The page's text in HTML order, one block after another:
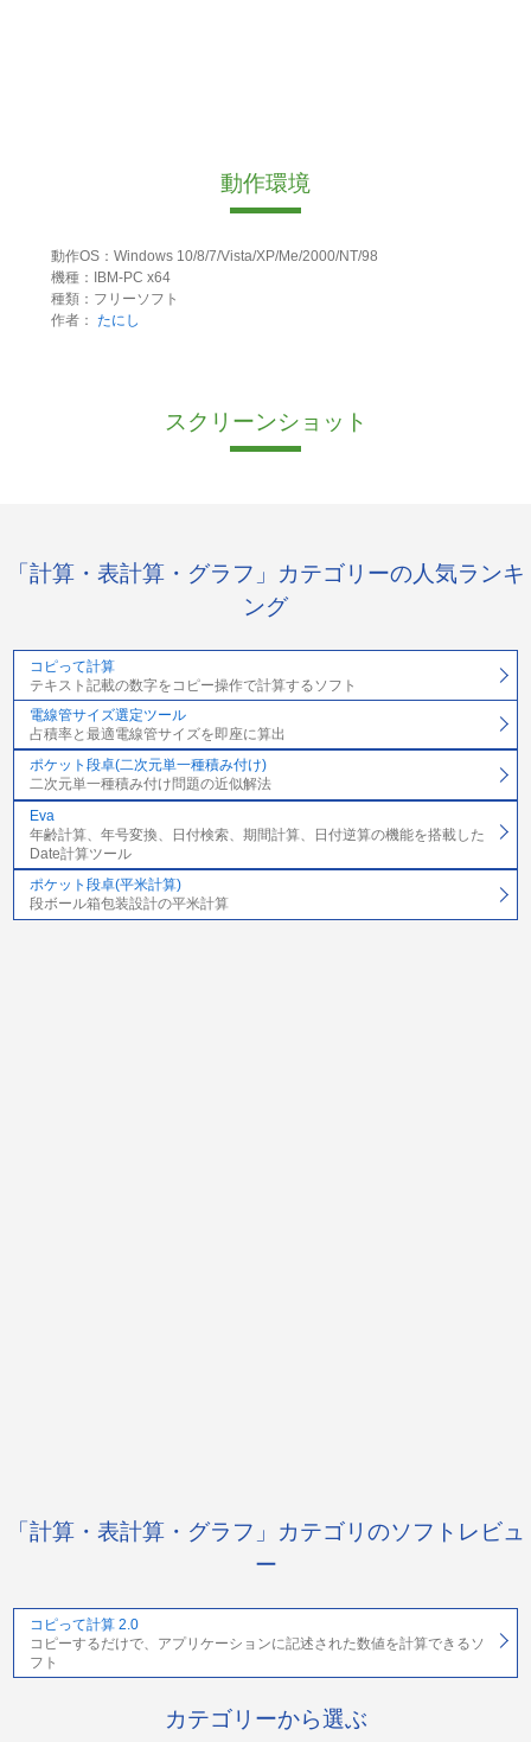
動作環境
動作OS：Windows 10/8/7/Vista/XP/Me/2000/NT/98
機種：IBM-PC x64
種類：フリーソフト
作者： たにし
スクリーンショット
「計算・表計算・グラフ」カテゴリーの人気ランキ
ング
コピって計算
テキスト記載の数字をコピー操作で計算するソフト
電線管サイズ選定ツール
占積率と最適電線管サイズを即座に算出
ポケット段卓(二次元単一種積み付け)
二次元単一種積み付け問題の近似解法
Eva
年齢計算、年号変換、日付検索、期間計算、日付逆算の機能を搭載した
Date計算ツール
ポケット段卓(平米計算)
段ボール箱包装設計の平米計算
「計算・表計算・グラフ」カテゴリのソフトレビュ
ー
コピって計算 2.0
コピーするだけで、アプリケーションに記述された数値を計算できるソ
フト
カテゴリーから選ぶ